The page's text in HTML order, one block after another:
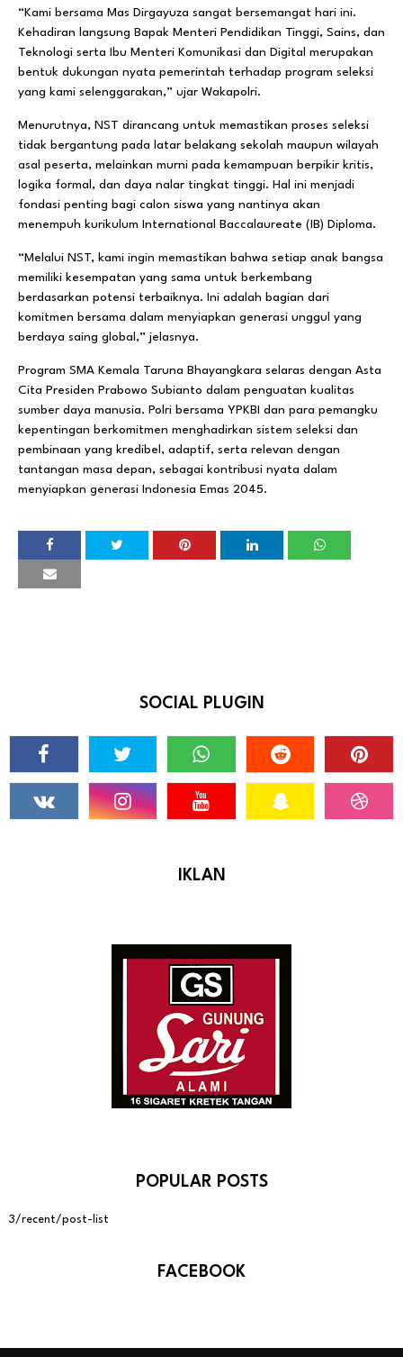
“Kami bersama Mas Dirgayuza sangat bersemangat hari ini.
Kehadiran langsung Bapak Menteri Pendidikan Tinggi, Sains, dan
Teknologi serta Ibu Menteri Komunikasi dan Digital merupakan
bentuk dukungan nyata pemerintah terhadap program seleksi
yang kami selenggarakan,” ujar Wakapolri.
Menurutnya, NST dirancang untuk memastikan proses seleksi
tidak bergantung pada latar belakang sekolah maupun wilayah
asal peserta, melainkan murni pada kemampuan berpikir kritis,
logika formal, dan daya nalar tingkat tinggi. Hal ini menjadi
fondasi penting bagi calon siswa yang nantinya akan
menempuh kurikulum International Baccalaureate (IB) Diploma.
“Melalui NST, kami ingin memastikan bahwa setiap anak bangsa
memiliki kesempatan yang sama untuk berkembang
berdasarkan potensi terbaiknya. Ini adalah bagian dari
komitmen bersama dalam menyiapkan generasi unggul yang
berdaya saing global,” jelasnya.
Program SMA Kemala Taruna Bhayangkara selaras dengan Asta
Cita Presiden Prabowo Subianto dalam penguatan kualitas
sumber daya manusia. Polri bersama YPKBI dan para pemangku
kepentingan berkomitmen menghadirkan sistem seleksi dan
pembinaan yang kredibel, adaptif, serta relevan dengan
tantangan masa depan, sebagai kontribusi nyata dalam
menyiapkan generasi Indonesia Emas 2045.
SOCIAL PLUGIN
IKLAN
POPULAR POSTS
3/recent/post-list
FACEBOOK